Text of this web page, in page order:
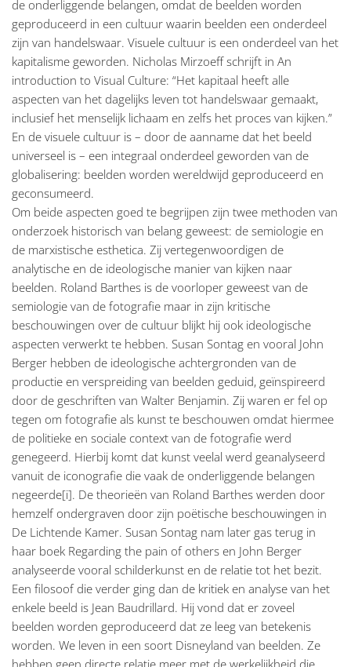
de onderliggende belangen, omdat de beelden worden
geproduceerd in een cultuur waarin beelden een onderdeel
zijn van handelswaar. Visuele cultuur is een onderdeel van het
kapitalisme geworden. Nicholas Mirzoeff schrijft in An
introduction to Visual Culture: “Het kapitaal heeft alle
aspecten van het dagelijks leven tot handelswaar gemaakt,
inclusief het menselijk lichaam en zelfs het proces van kijken.”
En de visuele cultuur is – door de aanname dat het beeld
universeel is – een integraal onderdeel geworden van de
globalisering: beelden worden wereldwijd geproduceerd en
geconsumeerd.
Om beide aspecten goed te begrijpen zijn twee methoden van
onderzoek historisch van belang geweest: de semiologie en
de marxistische esthetica. Zij vertegenwoordigen de
analytische en de ideologische manier van kijken naar
beelden. Roland Barthes is de voorloper geweest van de
semiologie van de fotografie maar in zijn kritische
beschouwingen over de cultuur blijkt hij ook ideologische
aspecten verwerkt te hebben. Susan Sontag en vooral John
Berger hebben de ideologische achtergronden van de
productie en verspreiding van beelden geduid, geïnspireerd
door de geschriften van Walter Benjamin. Zij waren er fel op
tegen om fotografie als kunst te beschouwen omdat hiermee
de politieke en sociale context van de fotografie werd
genegeerd. Hierbij komt dat kunst veelal werd geanalyseerd
vanuit de iconografie die vaak de onderliggende belangen
negeerde[i]. De theorieën van Roland Barthes werden door
hemzelf ondergraven door zijn poëtische beschouwingen in
De Lichtende Kamer. Susan Sontag nam later gas terug in
haar boek Regarding the pain of others en John Berger
analyseerde vooral schilderkunst en de relatie tot het bezit.
Een filosoof die verder ging dan de kritiek en analyse van het
enkele beeld is Jean Baudrillard. Hij vond dat er zoveel
beelden worden geproduceerd dat ze leeg van betekenis
worden. We leven in een soort Disneyland van beelden. Ze